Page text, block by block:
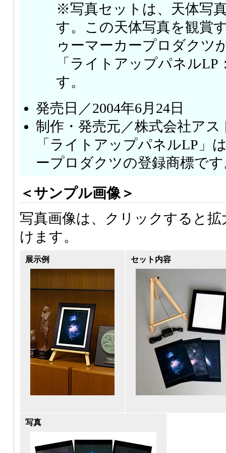
※写真セットは、天体写
す。この天体写真を観賞
ゥーマーカープロダクツ
「ライトアップパネルLP
す。
発売日／2004年6月24日
制作・発売元／株式会社ア
「ライトアップパネルLP」
ープロダクツの登録商標で
＜サンプル画像＞
写真画像は、クリックすると
けます。
展示例 セット内容
写真